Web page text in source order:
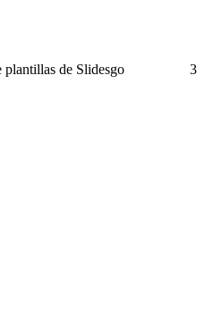
plantillas de Slidesgo 3